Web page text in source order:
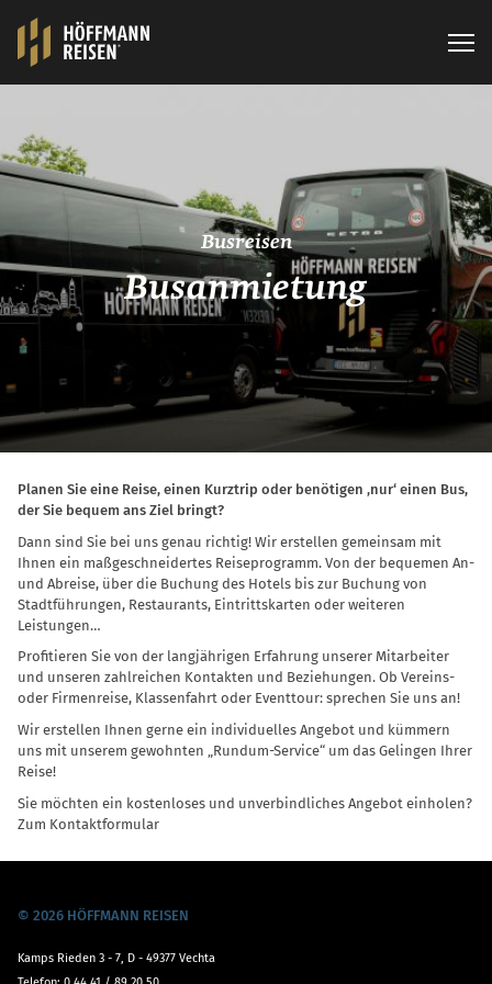
Busreisen
Busanmietung
Planen Sie eine Reise, einen Kurztrip oder benötigen ‚nur‘ einen Bus,
der Sie bequem ans Ziel bringt?
Dann sind Sie bei uns genau richtig! Wir erstellen gemeinsam mit
Ihnen ein maßgeschneidertes Reiseprogramm. Von der bequemen An-
und Abreise, über die Buchung des Hotels bis zur Buchung von
Stadtführungen, Restaurants, Eintrittskarten oder weiteren
Leistungen…
Profitieren Sie von der langjährigen Erfahrung unserer Mitarbeiter
und unseren zahlreichen Kontakten und Beziehungen. Ob Vereins-
oder Firmenreise, Klassenfahrt oder Eventtour: sprechen Sie uns an!
Wir erstellen Ihnen gerne ein individuelles Angebot und kümmern
uns mit unserem gewohnten „Rundum-Service“ um das Gelingen Ihrer
Reise!
Sie möchten ein kostenloses und unverbindliches Angebot einholen?
Zum Kontaktformular
© 2026 HÖFFMANN REISEN
Kamps Rieden 3 - 7, D - 49377 Vechta